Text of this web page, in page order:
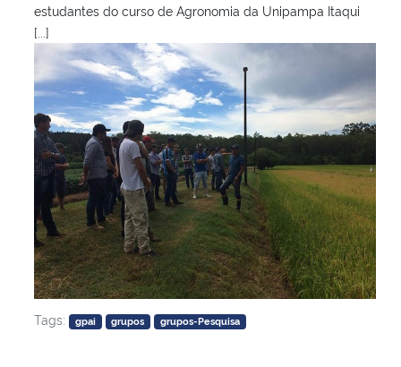
estudantes do curso de Agronomia da Unipampa Itaqui
[...]
Tags: gpai grupos grupos-Pesquisa